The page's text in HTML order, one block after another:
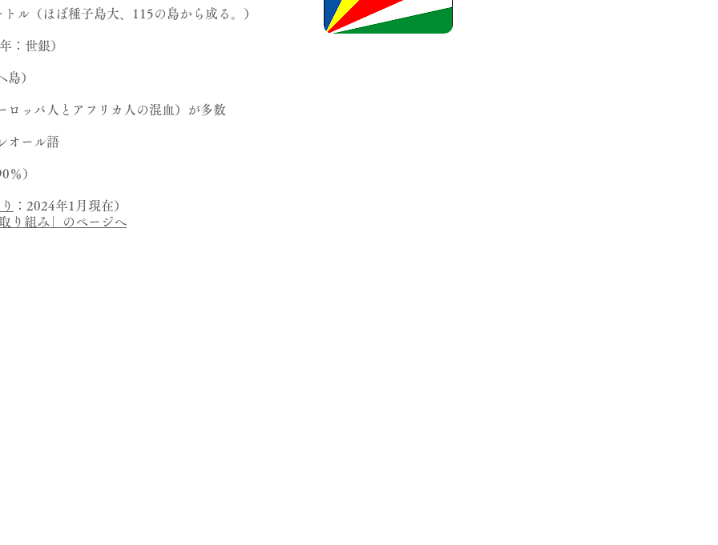
ル（ほぼ種子島大、115の島から成る。）
：世銀）
島）
ロッパ人とアフリカ人の混血）が多数
オール語
％）
：2024年1月現在）
り組み」のページへ